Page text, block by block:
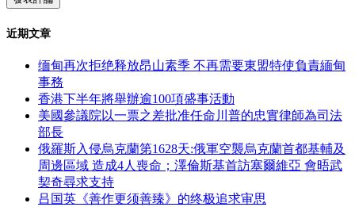
近期文章
缅甸再次拒绝释放昂山素季 不再需要東盟特使負責緬甸
事務
香港下半年將舉辦逾100項盛事活動
美國參議院以一票之差批准任命川普的忠實律師為司法
部長
俄羅斯入侵烏克蘭第1628天:俄軍空襲烏克蘭首都基輔及
周邊區域 造成4人喪命；澤倫斯基首訪塞爾維亞 會晤武
契奇尋求支持
吕国英《善作更须善臻》的终极追求审思